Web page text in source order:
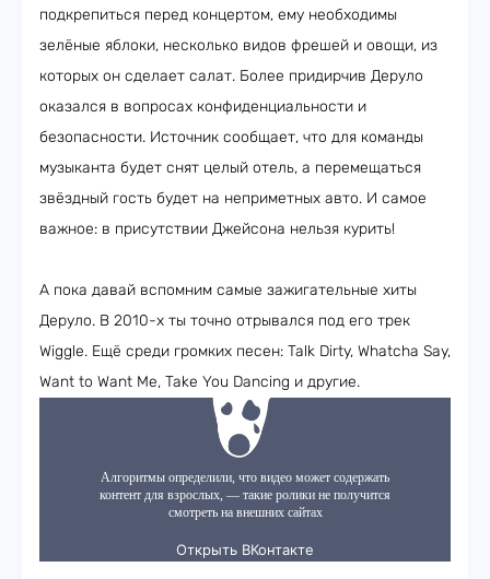
подкрепиться перед концертом, ему необходимы
зелёные яблоки, несколько видов фрешей и овощи, из
которых он сделает салат. Более придирчив Деруло
оказался в вопросах конфиденциальности и
безопасности. Источник сообщает, что для команды
музыканта будет снят целый отель, а перемещаться
звёздный гость будет на неприметных авто. И самое
важное: в присутствии Джейсона нельзя курить!
А пока давай вспомним самые зажигательные хиты
Деруло. В 2010-х ты точно отрывался под его трек
Wiggle. Ещё среди громких песен: Talk Dirty, Whatcha Say,
Want to Want Me, Take You Dancing и другие.